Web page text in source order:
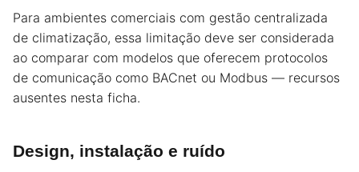
Para ambientes comerciais com gestão centralizada
de climatização, essa limitação deve ser considerada
ao comparar com modelos que oferecem protocolos
de comunicação como BACnet ou Modbus — recursos
ausentes nesta ficha.
Design, instalação e ruído